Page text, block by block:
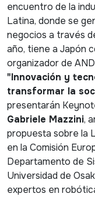
encuentro de la
Latina, donde se
negocios a través
año, tiene a Japón
organizador de
"Innovación y
transformar la
presentarán
Gabriele Mazzini,
propuesta sobre la
en la Comisión
Departamento de
Universidad de
expertos en